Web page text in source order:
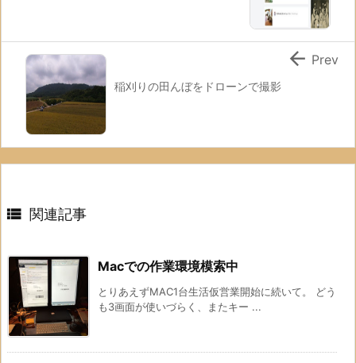
稲刈りの田んぼをドローンで撮影
 Prev
 関連記事
Macでの作業環境模索中
とりあえずMAC1台生活仮営業開始に続いて。 どう
も3画面が使いづらく、またキー ...